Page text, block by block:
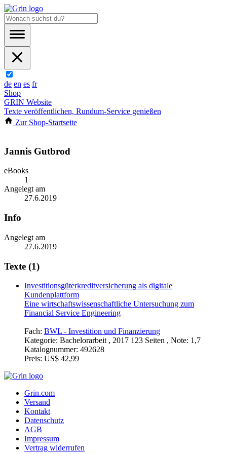
de en es fr
Shop
GRIN Website
Texte veröffentlichen, Rundum-Service genießen
Zur Shop-Startseite
Jannis Gutbrod
eBooks
1
Angelegt am
27.6.2019
Info
Angelegt am
27.6.2019
Texte (1)
Investitionsgüterkreditversicherung als digitale
Kundenplattform
Eine wirtschaftswissenschaftliche Untersuchung zum
Financial Service Engineering
Fach: BWL - Investition und Finanzierung
Kategorie: Bachelorarbeit , 2017 123 Seiten , Note: 1,7
Katalognummer: 492628
Preis: US$ 42,99
Grin.com
Versand
Kontakt
Datenschutz
AGB
Impressum
Vertrag widerrufen